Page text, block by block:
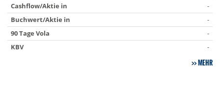
Cashflow/Aktie in
-
Buchwert/Aktie in
-
90 Tage Vola
-
KBV
-
MEHR